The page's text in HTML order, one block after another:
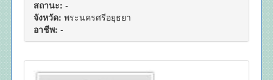
สถานะ: -
จังหวัด: พระนครศรีอยุธยา
อาชีพ: -